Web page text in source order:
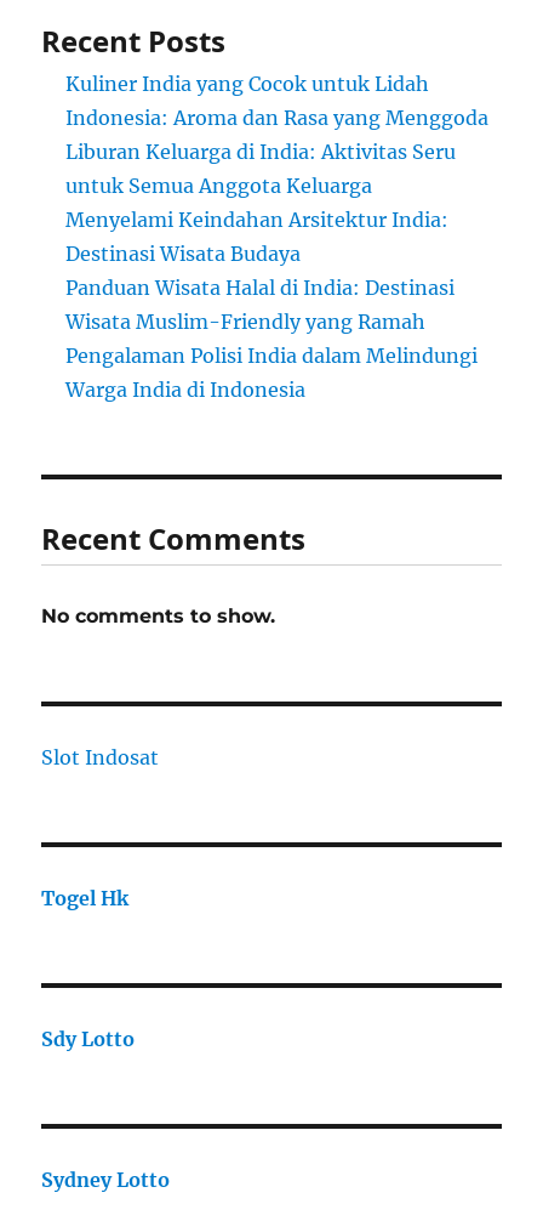
Recent Posts
Kuliner India yang Cocok untuk Lidah
Indonesia: Aroma dan Rasa yang Menggoda
Liburan Keluarga di India: Aktivitas Seru
untuk Semua Anggota Keluarga
Menyelami Keindahan Arsitektur India:
Destinasi Wisata Budaya
Panduan Wisata Halal di India: Destinasi
Wisata Muslim-Friendly yang Ramah
Pengalaman Polisi India dalam Melindungi
Warga India di Indonesia
Recent Comments
No comments to show.
Slot Indosat
Togel Hk
Sdy Lotto
Sydney Lotto